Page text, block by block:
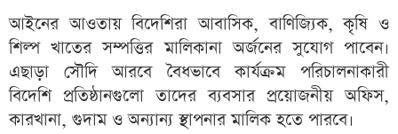
আইনের আওতায় বিদেশিরা আবাসিক, বাণিজ্যিক, কৃষি ও
শিল্প খাতের সম্পত্তির মালিকানা অর্জনের সুযোগ পাবেন।
এছাড়া সৌদি আরবে বৈধভাবে কার্যক্রম পরিচালনাকারী
বিদেশি প্রতিষ্ঠানগুলো তাদের ব্যবসার প্রয়োজনীয় অফিস,
কারখানা, গুদাম ও অন্যান্য স্থাপনার মালিক হতে পারবে।